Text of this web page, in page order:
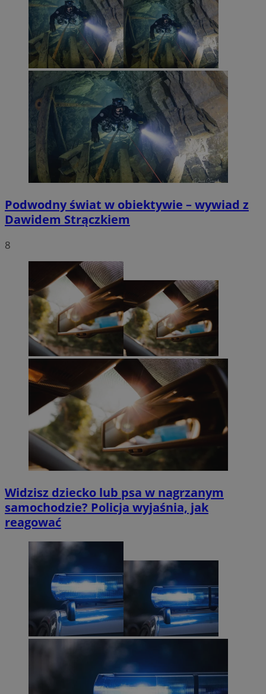
Podwodny świat w obiektywie – wywiad z
Dawidem Strączkiem
8
Widzisz dziecko lub psa w nagrzanym
samochodzie? Policja wyjaśnia, jak
reagować